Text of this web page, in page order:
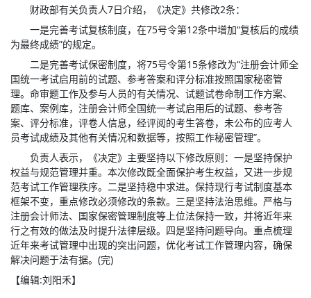
财政部有关负责人7日介绍，《决定》共修改2条：
一是完善考试复核制度，在75号令第12条中增加“复核后的成绩
为最终成绩”的规定。
二是完善考试保密制度，将75号令第15条修改为“注册会计师全
国统一考试启用前的试题、参考答案和评分标准按照国家秘密管
理。命审题工作及参与人员的有关情况、试题试卷命制工作方案、
题库、案例库，注册会计师全国统一考试启用后的试题、参考答
案、评分标准，评卷人信息，经评阅的考生答卷，未公布的应考人
员考试成绩及其他有关情况和数据等，按照工作秘密管理”。
负责人表示，《决定》主要坚持以下修改原则：一是坚持保护
权益与规范管理并重。本次修改既全面保护考生权益，又进一步规
范考试工作管理秩序。二是坚持稳中求进。保持现行考试制度基本
框架不变，重点修改必须修改的条款。三是坚持法治思维。严格与
注册会计师法、国家保密管理制度等上位法保持一致，并将近年来
行之有效的做法及时提升法律层级。四是坚持问题导向。重点梳理
近年来考试管理中出现的突出问题，优化考试工作管理内容，确保
解决问题于法有据。(完)
【编辑:刘阳禾】